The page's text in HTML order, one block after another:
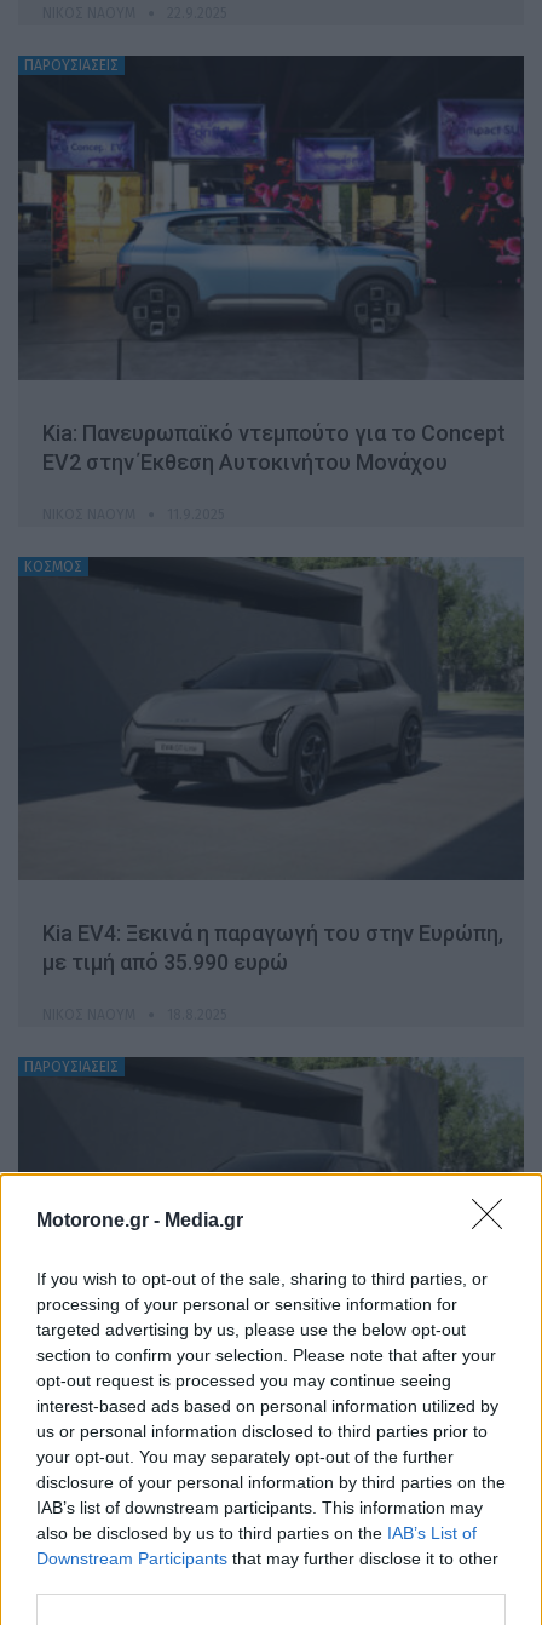
Motorone.gr - Media.gr
If you wish to opt-out of the sale, sharing to third parties, or
processing of your personal or sensitive information for
targeted advertising by us, please use the below opt-out
section to confirm your selection. Please note that after your
opt-out request is processed you may continue seeing
interest-based ads based on personal information utilized by
us or personal information disclosed to third parties prior to
your opt-out. You may separately opt-out of the further
disclosure of your personal information by third parties on the
IAB’s list of downstream participants. This information may
also be disclosed by us to third parties on the IAB’s List of
Downstream Participants that may further disclose it to other
ΠΑΡΟΥΣΙΑΣΕΙΣ
Kia: Πανευρωπαϊκό ντεμπούτο για το Concept
EV2 στην Έκθεση Αυτοκινήτου Μονάχου
ΚΟΣΜΟΣ
Kia EV4: Ξεκινά η παραγωγή του στην Ευρώπη,
με τιμή από 35.990 ευρώ
ΠΑΡΟΥΣΙΑΣΕΙΣ
Το Kia EV4 αποκαλύφθηκε με έως και 630
χιλιόμετρα αυτονομίας
ΝΊΚΟΣ ΝΑΟΎΜ 27.2.2025